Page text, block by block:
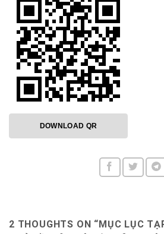
DOWNLOAD QR
2 THOUGHTS ON “MỤC LỤC